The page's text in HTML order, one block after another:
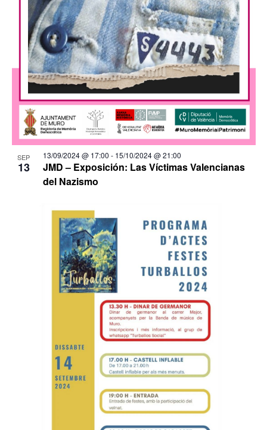
SEP
13
JMD – Exposición: Las Víctimas Valencianas
del Nazismo
13/09/2024 @ 17:00 - 15/10/2024 @ 21:00